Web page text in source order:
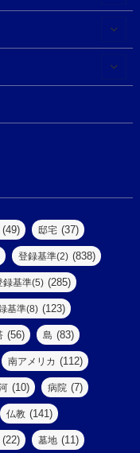
(49) 邸宅 (37)
登録基準(2) (838)
録基準(5) (285)
基準(8) (123)
(56) 島 (83)
南アメリカ (112)
(10) 病院 (7)
仏教 (141)
(22) 墓地 (11)